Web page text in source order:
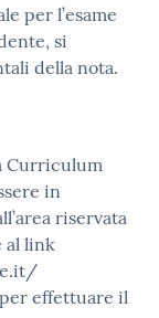
per l’esame
si
della nota.
Curriculum
in
riservata
al link
effettuare il